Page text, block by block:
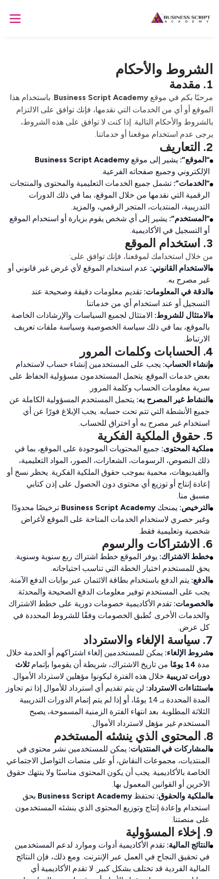
الشروط والأحكام
1. مقدمة
مرحبًا بكم في موقع Business Script Academy. باستخدام هذا
الموقع أو أي من الخدمات التي نقدمها، فإنك توافق على الالتزام
بالشروط والأحكام التالية. إذا كنت لا توافق على هذه الشروط،
يرجى عدم استخدام موقعنا أو خدماتنا.
2. التعاريف
“الموقع”: يشير إلى موقع Business Script Academy
الإلكتروني وجميع صفحاته الفرعية.
“الخدمات”: تشمل جميع الخدمات التعليمية والمحتوى والمنتجات
الرقمية التي نقدمها من خلال الموقع، بما في ذلك الدورات
التدريبية، المنتديات، المتجر الرقمي، والمزيد.
“المستخدم”: يشير إلى أي شخص يقوم بزيارة أو استخدام الموقع
أو التسجيل في الأكاديمية.
3. استخدام الموقع
من خلال استخدامك لموقعنا، فإنك توافق على:
الاستخدام القانوني: عدم استخدام الموقع لأي غرض غير قانوني أو
غير مصرح به.
الدقة في المعلومات: تقديم معلومات دقيقة وصحيحة عند
التسجيل أو عند استخدام أي من خدماتنا.
الامتثال للشروط: الامتثال لجميع السياسات والإرشادات الخاصة
بالموقع، بما في ذلك سياسة الخصوصية وسياسة ملفات تعريف
الارتباط.
4. الحسابات وكلمات المرور
إنشاء الحساب: يجب على المستخدمين إنشاء حساب لاستخدام
بعض خدمات الموقع. يتحمل المستخدمون مسؤولية الحفاظ على
سرية معلومات الحساب وكلمة المرور.
النشاط غير المصرح به: يتحمل المستخدم المسؤولية الكاملة عن
جميع الأنشطة التي تتم تحت حسابه. يجب الإبلاغ فورًا عن أي
استخدام غير مصرح به أو اختراق للحساب.
5. حقوق الملكية الفكرية
ملكية المحتوى: جميع المحتويات الموجودة على الموقع، بما في
ذلك النصوص، الرسومات، الشعارات، الصور، المواد التعليمية،
والفيديوهات، محمية بموجب حقوق الملكية الفكرية. يحظر نسخ أو
إعادة إنتاج أو توزيع أي محتوى دون الحصول على إذن كتابي
مسبق منا.
الترخيص: يمنحك Business Script Academy ترخيصًا محدودًا
وغير حصري لاستخدام الخدمات المتاحة على الموقع لأغراض
شخصية وتعليمية فقط.
6. الاشتراكات والرسوم
خطط الاشتراك: يوفر الموقع خطط اشتراك ربع سنوية وسنوية.
يحق للمستخدم اختيار الخطة التي تناسب احتياجاته.
الدفع: يتم الدفع باستخدام بطاقة الائتمان عبر بوابات الدفع الآمنة.
يجب على المستخدم توفير معلومات الدفع الصحيحة والمحدثة.
الخصومات: تقدم الأكاديمية خصومات دورية على خطط الاشتراك
والخدمات الأخرى. تُطبق الخصومات وفقًا للشروط المحددة في
كل عرض.
7. سياسة الإلغاء والاسترداد
شروط الإلغاء: يمكن للمستخدمين إلغاء اشتراكهم أو الخدمة خلال
مدة 14 يومًا من تاريخ الاشتراك، شريطة أن يقوموا بإتمامثلاث
دورات تدريبية خلال هذه الفترة ليكونوا مؤهلين لاسترداد الأموال.
استثناءات الاسترداد: لن يتم تقديم أي استرداد للأموال إذا تم تجاوز
المدة المحددة بـ 14 يومًا، أو إذا لم يتم إتمام الدورات التدريبية
الثلاثة المطلوبة. بعد انتهاء الفترة الزمنية المسموحة، يصبح
المستخدم غير مؤهل لاسترداد الأموال.
8. المحتوى الذي ينشئه المستخدم
المشاركات في المنتديات: يمكن للمستخدمين نشر محتوى في
المنتديات، مجموعات النقاش، أو على منصات التواصل الاجتماعي
الخاصة بالأكاديمية. يجب أن يكون المحتوى مناسبًا ولا ينتهك حقوق
الآخرين أو القوانين المعمول بها.
الملكية والحقوق: تحتفظ Business Script Academy بحق
استخدام وإعادة إنتاج وتوزيع المحتوى الذي ينشئه المستخدمون
على منصتنا.
9. إخلاء المسؤولية
النتائج المالية: تقدم الأكاديمية أدوات وموارد لدعم المستخدمين
في تحقيق النجاح في العمل عبر الإنترنت. ومع ذلك، فإن النتائج
المالية الفردية قد تختلف بشكل كبير. لا تقدم الأكاديمية أي